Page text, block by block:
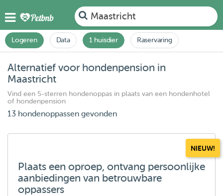
Maastricht
Logeren Data 1 huisdier Raservaring
Alternatief voor hondenpension in
Maastricht
Vind een 5-sterren hondenoppas in plaats van een hondenhotel
of hondenpension
13 hondenoppassen gevonden
NIEUW!
Plaats een oproep, ontvang persoonlijke
aanbiedingen van betrouwbare
oppassers